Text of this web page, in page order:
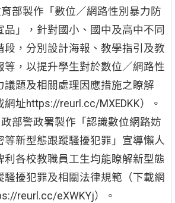
部製作「數位／網路性別暴力防
品」，針對國小、國中及高中不同
段，分別設計海報、教學指引及教
等，以提升學生對於數位／網路性
議題及相關處理因應措施之瞭解
網址https://reurl.cc/MXEDKK）。
部警政署製作「認識數位網路妨
等新型態跟蹤騷擾犯罪」宣導懶人
利各校教職員工生均能瞭解新型態
騷擾犯罪及相關法律規範（下載網
reurl.cc/eXWKYj）。